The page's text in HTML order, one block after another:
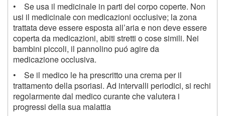
• Se usa il medicinale in parti del corpo coperte. Non
usi il medicinale con medicazioni occlusive; la zona
trattata deve essere esposta all’aria e non deve essere
coperta da medicazioni, abiti stretti o cose simili. Nei
bambini piccoli, il pannolino puó agire da
medicazione occlusiva.
• Se il medico le ha prescritto una crema per il
trattamento della psoriasi. Ad intervalli periodici, si rechi
regolarmente dal medico curante che valutera i
progressi della sua malattia